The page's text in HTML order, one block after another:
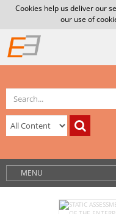
Cookies help us deliver our
our use of
MENU